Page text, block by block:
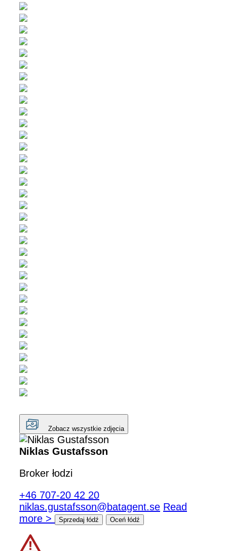
Zobacz wszystkie zdjęcia
Niklas Gustafsson
Broker łodzi
+46 707-20 42 20
niklas.gustafsson@batagent.se Read
more >
Sprzedaj łódź Oceń łódź